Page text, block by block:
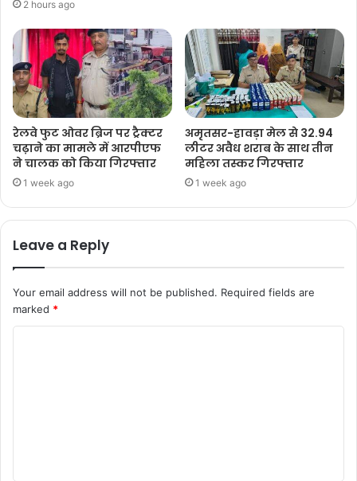
2 hours ago
रेलवे फुट ओवर ब्रिज पर ट्रैक्टर
चढ़ाने का मामले में आरपीएफ
ने चालक को किया गिरफ्तार
1 week ago
अमृतसर-हावड़ा मेल से 32.94
लीटर अवैध शराब के साथ तीन
महिला तस्कर गिरफ्तार
1 week ago
Leave a Reply
Your email address will not be published. Required fields are
marked *